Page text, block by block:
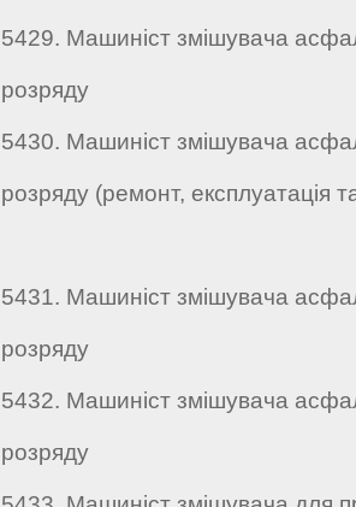
5429. Машиніст змішувача
розряду
5430. Машиніст змішувача
розряду (ремонт, експлуатація
5431. Машиніст змішувача
розряду
5432. Машиніст змішувача
розряду